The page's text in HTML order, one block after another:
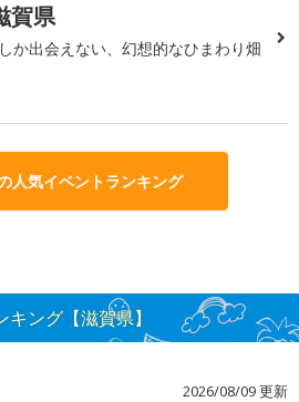
賀県
か出会えない、幻想的なひまわり畑
人気イベントランキング
ング【滋賀県】
2026/08/09 更新